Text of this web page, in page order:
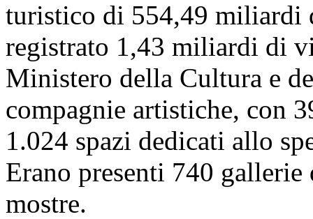
turistico di 554,49 miliardi
registrato 1,43 miliardi di
Ministero della Cultura e
compagnie artistiche, con
1.024 spazi dedicati allo
Erano presenti 740
mostre.